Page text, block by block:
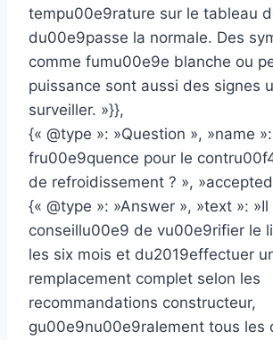
tempu00e9rature sur le tableau
du00e9passe la normale. Des
comme fumu00e9e blanche ou
puissance sont aussi des signes
surveiller. »}},
{« @type »: »Question », »name
fru00e9quence pour le
de refroidissement ? »,
{« @type »: »Answer », »text »:
conseillu00e9 de vu00e9rifier le
les six mois et du2019effectuer
remplacement complet selon les
recommandations constructeur,
gu00e9nu00e9ralement tous les